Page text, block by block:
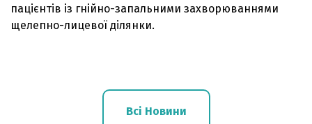
пацієнтів із гнійно-запальними захворюваннями
щелепно-лицевої ділянки.
Всі Новини